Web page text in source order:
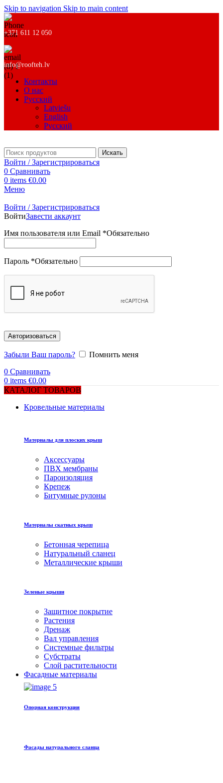
Skip to navigation Skip to main content
+371 611 12 050
info@roofteh.lv
Контакты
О нас
Русский
Latviešu
English
Русский
Искать
Войти / Зарегистрироваться
0 Сравнивать
0 items €0.00
Меню
Войти / Зарегистрироваться
ВойтиЗавести аккаунт
Имя пользователя или Email *Обязательно
Пароль *Обязательно
Авторизоваться
Забыли Ваш пароль?
Помнить меня
0 Сравнивать
0 items €0.00
КАТАЛОГ ТОВАРОВ
Кровельные материалы
Материалы для плоских крыш
Аксессуары
ПВХ мембраны
Пароизоляция
Крепеж
Битумные рулоны
Материалы скатных крыш
Бетонная черепица
Натуральный сланец
Металлические крыши
Зеленые крыши
Защитное покрытие
Растения
Дренаж
Вал управления
Системные фильтры
Субстраты
Слой растительности
Фасадные материалы
Oпорная конструкция
Фасады натурального сланца